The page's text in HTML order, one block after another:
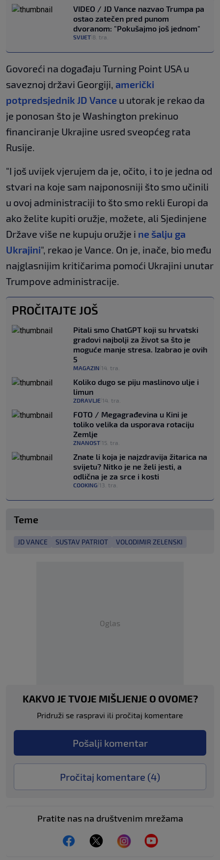
VIDEO / JD Vance nazvao Trumpa pa
ostao zatečen pred punom
dvoranom: "Pokušajmo još jednom"
SVIJET 8. tra.
Govoreći na događaju Turning Point USA u
saveznoj državi Georgiji, američki
potpredsjednik JD Vance u utorak je rekao da
je ponosan što je Washington prekinuo
financiranje Ukrajine usred sveopćeg rata
Rusije.
"I još uvijek vjerujem da je, očito, i to je jedna od
stvari na koje sam najponosniji što smo učinili
u ovoj administraciji to što smo rekli Europi da
ako želite kupiti oružje, možete, ali Sjedinjene
Države više ne kupuju oružje i ne šalju ga
Ukrajini", rekao je Vance. On je, inače, bio među
najglasnijim kritičarima pomoći Ukrajini unutar
Trumpove administracije.
PROČITAJTE JOŠ
Pitali smo ChatGPT koji su hrvatski
gradovi najbolji za život sa što je
moguće manje stresa. Izabrao je ovih
5
MAGAZIN 14. tra.
Koliko dugo se piju maslinovo ulje i
limun
ZDRAVLJE 14. tra.
FOTO / Megagrađevina u Kini je
toliko velika da usporava rotaciju
Zemlje
ZNANOST 15. tra.
Znate li koja je najzdravija žitarica na
svijetu? Nitko je ne želi jesti, a
odlična je za srce i kosti
COOKING 13. tra.
Teme
JD VANCE SUSTAV PATRIOT VOLODIMIR ZELENSKI
Oglas
KAKVO JE TVOJE MIŠLJENJE O OVOME?
Pridruži se raspravi ili pročitaj komentare
Pošalji komentar
Pročitaj komentare (4)
Pratite nas na društvenim mrežama